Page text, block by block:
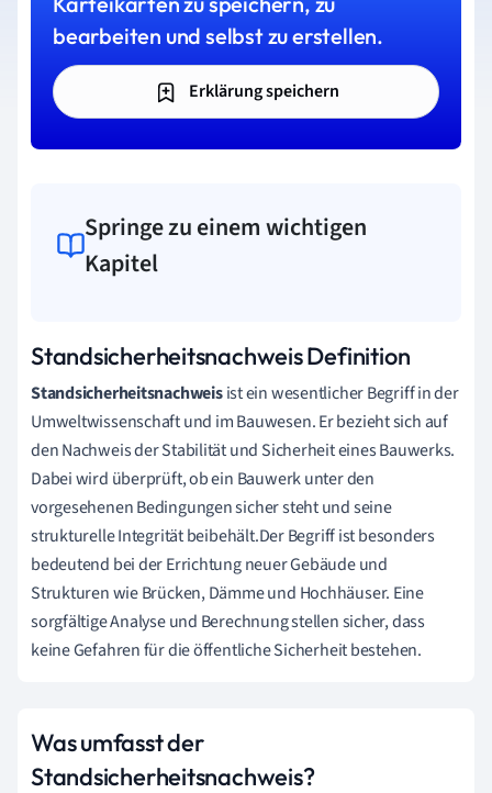
bearbeiten und selbst zu erstellen.
Erklärung speichern
Springe zu einem wichtigen
Kapitel
Standsicherheitsnachweis Definition
Standsicherheitsnachweisist ein wesentlicher Begriff in der
Umweltwissenschaft und im Bauwesen. Er bezieht sich auf
den Nachweis der Stabilität und Sicherheit eines Bauwerks.
Dabei wird überprüft, ob ein Bauwerk unter den
vorgesehenen Bedingungen sicher steht und seine
strukturelle Integrität beibehält.Der Begriff ist besonders
bedeutend bei der Errichtung neuer Gebäude und
Strukturen wie Brücken, Dämme und Hochhäuser. Eine
sorgfältige Analyse und Berechnung stellen sicher, dass
keine Gefahren für die öffentliche Sicherheit bestehen.
Was umfasst der
Standsicherheitsnachweis?